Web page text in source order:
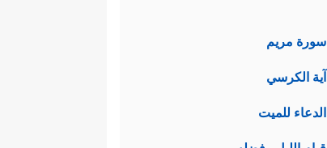
سورة مريم
آية الكرسي
الدعاء للميت